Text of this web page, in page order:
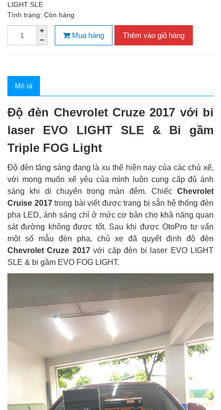
LIGHT SLE
Tình trạng: Còn hàng
Mua hàng Thêm vào giỏ hàng
Mô tả
Độ đèn Chevrolet Cruze 2017 với bi
laser EVO LIGHT SLE & Bi gầm
Triple FOG Light
Độ đèn tăng sáng đang là xu thế hiện nay của các chủ xế,
với mong muốn xế yêu của mình luôn cung cấp đủ ánh
sáng khi di chuyển trong màn đêm. Chiếc Chevrolet
Cruise 2017trong bài viết được trang bị sẵn hệ thống đèn
pha LED, ánh sáng chỉ ở mức cơ bản cho khả năng quan
sát đường không được tốt. Sau khi được OtoPro tư vấn
một số mẫu đèn pha, chủ xe đã quyết định độ đèn
Chevrolet Cruze 2017với cặp đèn bi laser EVO LIGHT
SLE & bi gầm EVO FOG LIGHT.